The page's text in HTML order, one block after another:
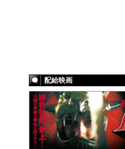
配給映画